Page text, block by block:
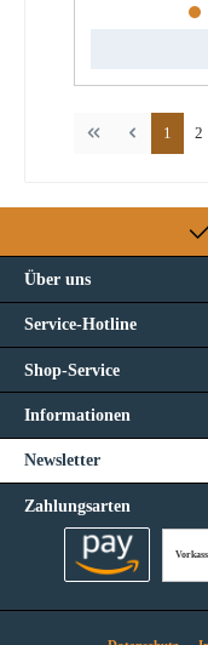
Seite
1 2
Über uns
Service-Hotline
Shop-Service
Informationen
Newsletter
Zahlungsarten